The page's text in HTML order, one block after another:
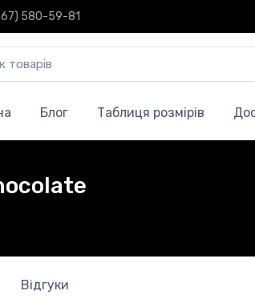
580-59-81
Блог Таблиця розмірів
Відгуки